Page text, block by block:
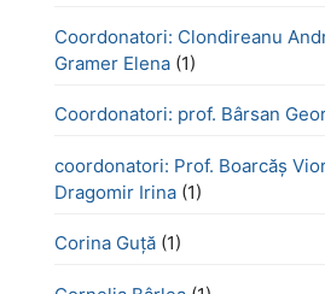
Coordonatori: Clondireanu
Gramer Elena (1)
Coordonatori: prof. Bârsan
coordonatori: Prof. Boarcăș
Dragomir Irina (1)
Corina Guță (1)